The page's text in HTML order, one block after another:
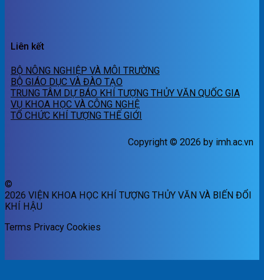
Liên kết
BỘ NÔNG NGHIỆP VÀ MÔI TRƯỜNG
BỘ GIÁO DỤC VÀ ĐÀO TẠO
TRUNG TÂM DỰ BÁO KHÍ TƯỢNG THỦY VĂN QUỐC GIA
VỤ KHOA HỌC VÀ CÔNG NGHỆ
TỔ CHỨC KHÍ TƯỢNG THẾ GIỚI
Copyright © 2026 by imh.ac.vn
©
2026 VIỆN KHOA HỌC KHÍ TƯỢNG THỦY VĂN VÀ BIẾN ĐỔI
KHÍ HẬU
Terms Privacy Cookies